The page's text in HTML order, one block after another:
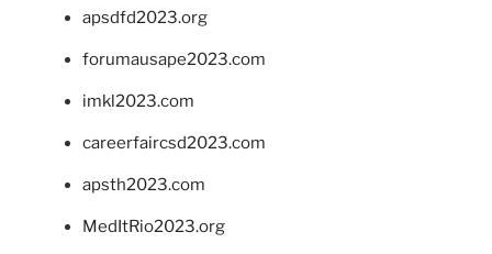
apsdfd2023.org
forumausape2023.com
imkl2023.com
careerfaircsd2023.com
apsth2023.com
MedItRio2023.org